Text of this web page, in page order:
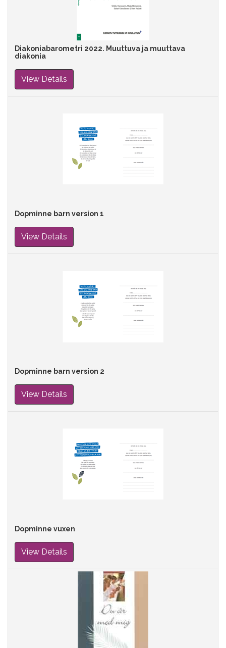
Diakoniabarometri 2022. Muuttuva ja muuttava
diakonia
View Details
Dopminne barn version 1
View Details
Dopminne barn version 2
View Details
Dopminne vuxen
View Details